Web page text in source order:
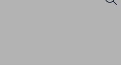
öffnen